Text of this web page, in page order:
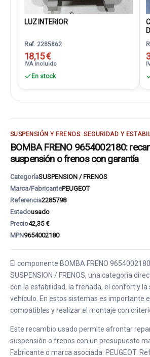
LUZ INTERIOR
Ref. 2285862
18,15 €
IVA incluido
En stock
SUSPENSIÓN Y FRENOS: SEGURIDAD Y
BOMBA FRENO 9654002180:
suspensión o frenos con garantía
CategoríaSUSPENSION / FRENOS
Marca/FabricantePEUGEOT
Referencia2285798
Estadousado
Precio42,35 €
MPN9654002180
El componente BOMBA FRENO
SUSPENSION / FRENOS, una categoría
con la estabilidad, la frenada, el confort y la
vehículo. En estos sistemas es importante
compatibles y realizar el montaje con
Este recambio usado permite afrontar
suspensión o frenos con un presupuesto
Fabricante o marca asociada: PEUGEOT.